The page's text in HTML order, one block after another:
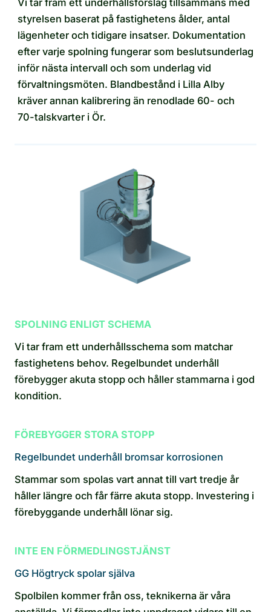
styrelsen baserat på fastighetens ålder, antal
lägenheter och tidigare insatser. Dokumentation
efter varje spolning fungerar som beslutsunderlag
inför nästa intervall och som underlag vid
förvaltningsmöten. Blandbestånd i Lilla Alby
kräver annan kalibrering än renodlade 60- och
70-talskvarter i Ör.
SPOLNING ENLIGT SCHEMA
Vi tar fram ett underhållsschema som matchar
fastighetens behov. Regelbundet underhåll
förebygger akuta stopp och håller stammarna i god
kondition.
FÖREBYGGER STORA STOPP
Regelbundet underhåll bromsar korrosionen
Stammar som spolas vart annat till vart tredje år
håller längre och får färre akuta stopp. Investering i
förebyggande underhåll lönar sig.
INTE EN FÖRMEDLINGSTJÄNST
GG Högtryck spolar själva
Spolbilen kommer från oss, teknikerna är våra